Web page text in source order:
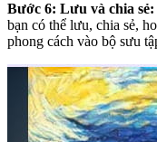
Bước 6: Lưu và chia sẻ:
bạn có thể lưu, chia sẻ,
phong cách vào bộ sưu